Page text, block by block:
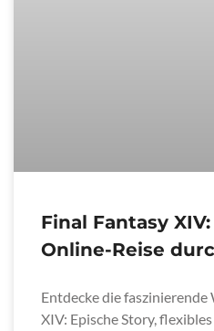
Final Fantasy
Online-Reise
Entdecke die
XIV: Epische Story,